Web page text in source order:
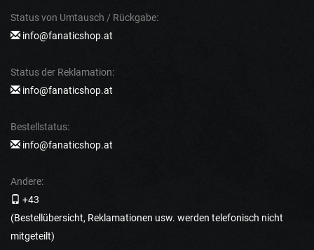
Status von Umtausch / Rückgabe:
info@fanaticshop.at
Status der Reklamation:
info@fanaticshop.at
Bestellstatus:
info@fanaticshop.at
Andere:
+43
(Bestellübersicht, Reklamationen usw. werden telefonisch nicht
mitgeteilt)